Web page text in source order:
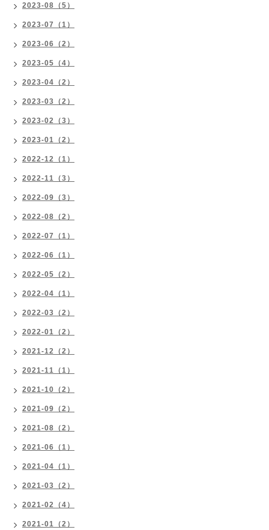
2023-08（5）
2023-07（1）
2023-06（2）
2023-05（4）
2023-04（2）
2023-03（2）
2023-02（3）
2023-01（2）
2022-12（1）
2022-11（3）
2022-09（3）
2022-08（2）
2022-07（1）
2022-06（1）
2022-05（2）
2022-04（1）
2022-03（2）
2022-01（2）
2021-12（2）
2021-11（1）
2021-10（2）
2021-09（2）
2021-08（2）
2021-06（1）
2021-04（1）
2021-03（2）
2021-02（4）
2021-01（2）